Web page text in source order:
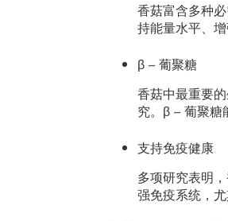
香菇富含多种
持能量水平、
β – 葡聚糖
香菇中最重要
究。β – 葡聚糖
支持免疫健康
多项研究表明
强免疫系统，